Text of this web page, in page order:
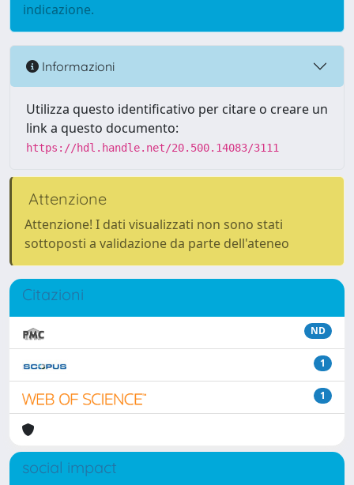
indicazione.
Informazioni
Utilizza questo identificativo per citare o creare un
link a questo documento:
https://hdl.handle.net/20.500.14083/3111
Attenzione
Attenzione! I dati visualizzati non sono stati
sottoposti a validazione da parte dell'ateneo
Citazioni
ND
1
1
social impact